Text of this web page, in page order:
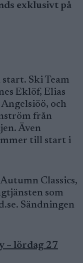
exklusivt på
Ski Team
Eklöf, Elias
och
från
Även
till start i
Classics,
som
Sändningen
– lördag 27